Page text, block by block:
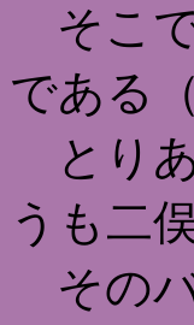
そこ
である
とり
うも二
その